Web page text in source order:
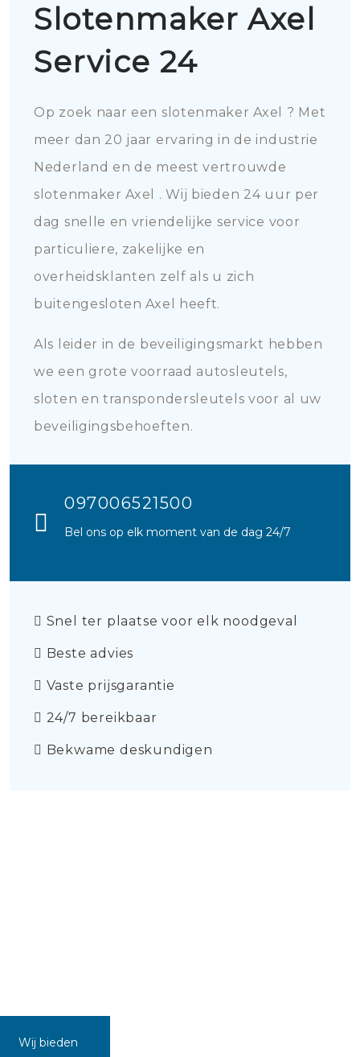
Slotenmaker Axel
Service 24
Op zoek naar een slotenmaker Axel ? Met
meer dan 20 jaar ervaring in de industrie
Nederland en de meest vertrouwde
slotenmaker Axel . Wij bieden 24 uur per
dag snelle en vriendelijke service voor
particuliere, zakelijke en
overheidsklanten zelf als u zich
buitengesloten Axel heeft.
Als leider in de beveiligingsmarkt hebben
we een grote voorraad autosleutels,
sloten en transpondersleutels voor al uw
beveiligingsbehoeften.
097006521500
Bel ons op elk moment van de dag 24/7
Snel ter plaatse voor elk noodgeval
Beste advies
Vaste prijsgarantie
24/7 bereikbaar
Bekwame deskundigen
Wij bieden